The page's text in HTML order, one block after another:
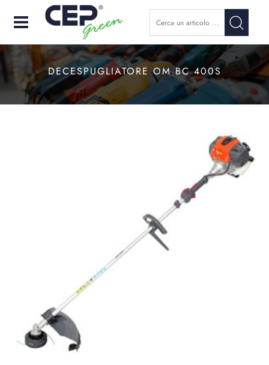
Open
DECESPUGLIATORE OM BC 400S